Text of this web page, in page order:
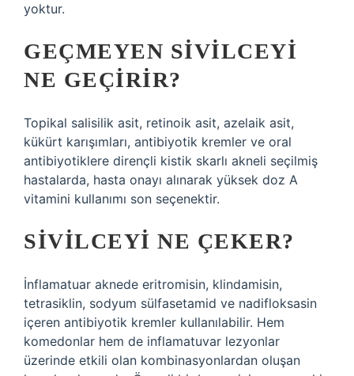
yoktur.
GEÇMEYEN SIVILCEYI
NE GEÇIRIR?
Topikal salisilik asit, retinoik asit, azelaik asit,
kükürt karışımları, antibiyotik kremler ve oral
antibiyotiklere dirençli kistik skarlı akneli seçilmiş
hastalarda, hasta onayı alınarak yüksek doz A
vitamini kullanımı son seçenektir.
SIVILCEYI NE ÇEKER?
İnflamatuar aknede eritromisin, klindamisin,
tetrasiklin, sodyum sülfasetamid ve nadifloksasin
içeren antibiyotik kremler kullanılabilir. Hem
komedonlar hem de inflamatuvar lezyonlar
üzerinde etkili olan kombinasyonlardan oluşan